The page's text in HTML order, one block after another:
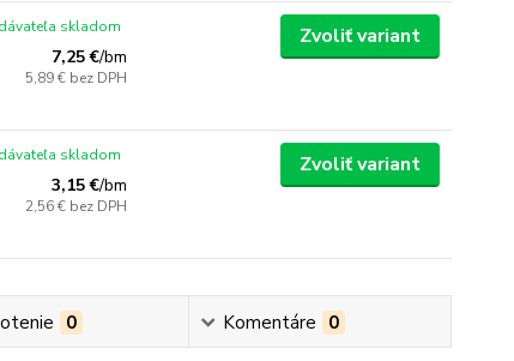
7,25 €/bm
5,89 € bez DPH
skladom Zvoliť variant
3,15 €/bm
2,56 € bez DPH
skladom Zvoliť variant
0 Komentáre 0